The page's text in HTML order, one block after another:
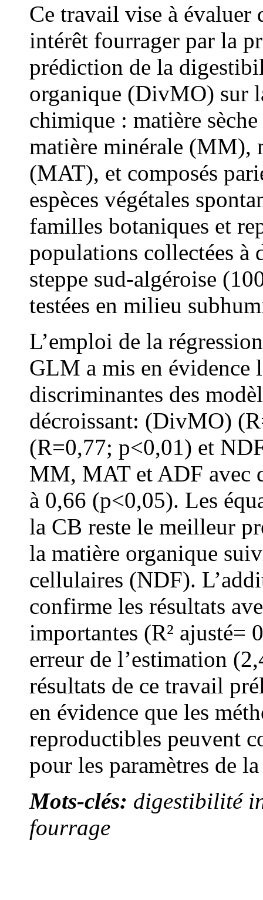
Ce travail vise à évaluer
intérêt fourrager par la
prédiction de la
organique (DivMO) sur
chimique : matière
matière minérale (MM),
(MAT), et composés
espèces végétales
familles botaniques et
populations collectées à
steppe sud-algéroise
testées en milieu
L’emploi de la
GLM a mis en évidence
discriminantes des
décroissant: (DivMO)
(R=0,77; p<0,01) et
MM, MAT et ADF avec
à 0,66 (p<0,05). Les
la CB reste le meilleur
la matière organique
cellulaires (NDF).
confirme les résultats
importantes (R² ajusté=
erreur de l’estimation
résultats de ce travail
en évidence que les
reproductibles peuvent
pour les paramètres de
Mots-clés: digestibilité
fourrage